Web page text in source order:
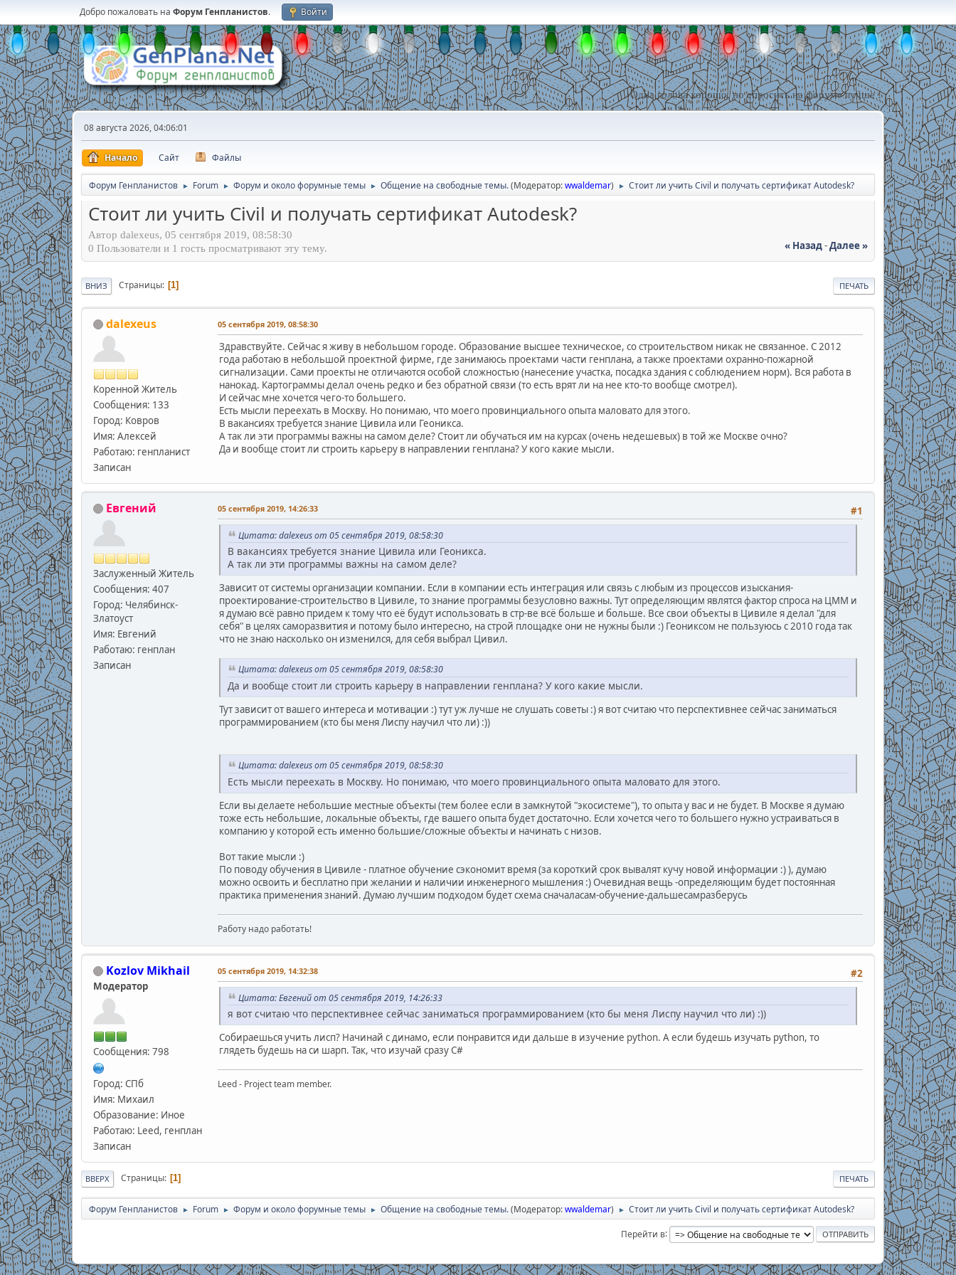
Добро пожаловать на Форум Генпланистов. Войти
Одна голова хорошо, но спросить на форуме лучше !
08 августа 2026, 04:06:01
Начало Сайт Файлы
Форум Генпланистов ► Forum ► Форум и около форумные темы ► Общение на свободные темы.(Модератор:wwaldemar) ► Стоит ли учить Civil и получать сертификат Autodesk?
Стоит ли учить Civil и получать сертификат Autodesk?
Автор dalexeus, 05 сентября 2019, 08:58:30
« Назад-Далее »
0 Пользователи и 1 гость просматривают эту тему.
ПЕЧАТЬ
ВНИЗ Страницы 1
dalexeus
Коренной Житель
Сообщения: 133
Город: Ковров
Имя: Алексей
Работаю: генпланист
Записан
05 сентября 2019, 08:58:30
Здравствуйте. Сейчас я живу в небольшом городе. Образование высшее техническое, со строительством никак не связанное. С 2012
года работаю в небольшой проектной фирме, где занимаюсь проектами части генплана, а также проектами охранно-пожарной
сигнализации. Сами проекты не отличаются особой сложностью (нанесение участка, посадка здания с соблюдением норм). Вся работа в
нанокад. Картограммы делал очень редко и без обратной связи (то есть врят ли на нее кто-то вообще смотрел).
И сейчас мне хочется чего-то большего.
Есть мысли переехать в Москву. Но понимаю, что моего провинциального опыта маловато для этого.
В вакансиях требуется знание Цивила или Геоникса.
А так ли эти программы важны на самом деле? Стоит ли обучаться им на курсах (очень недешевых) в той же Москве очно?
Да и вообще стоит ли строить карьеру в направлении генплана? У кого какие мысли.
Евгений
Заслуженный Житель
Сообщения: 407
Город: Челябинск-
Златоуст
Имя: Евгений
Работаю: генплан
Записан
#1
05 сентября 2019, 14:26:33
Цитата: dalexeus от 05 сентября 2019, 08:58:30
В вакансиях требуется знание Цивила или Геоникса.
А так ли эти программы важны на самом деле?
Зависит от системы организации компании. Если в компании есть интеграция или связь с любым из процессов изыскания-
проектирование-строительство в Цивиле, то знание программы безусловно важны. Тут определяющим являтся фактор спроса на ЦММ и
я думаю всё равно придем к тому что её будут использовать в стр-ве всё больше и больше. Все свои объекты в Цивиле я делал "для
себя" в целях саморазвития и потому было интересно, на строй площадке они не нужны были :) Геониксом не пользуюсь с 2010 года так
что не знаю насколько он изменился, для себя выбрал Цивил.
Цитата: dalexeus от 05 сентября 2019, 08:58:30
Да и вообще стоит ли строить карьеру в направлении генплана? У кого какие мысли.
Тут зависит от вашего интереса и мотивации :) тут уж лучше не слушать советы :) я вот считаю что перспективнее сейчас заниматься
программированием (кто бы меня Лиспу научил что ли) :))
Цитата: dalexeus от 05 сентября 2019, 08:58:30
Есть мысли переехать в Москву. Но понимаю, что моего провинциального опыта маловато для этого.
Если вы делаете небольшие местные объекты (тем более если в замкнутой "экосистеме"), то опыта у вас и не будет. В Москве я думаю
тоже есть небольшие, локальные объекты, где вашего опыта будет достаточно. Если хочется чего то большего нужно устраиваться в
компанию у которой есть именно большие/сложные объекты и начинать с низов.
Вот такие мысли :)
По поводу обучения в Цивиле - платное обучение сэкономит время (за короткий срок вывалят кучу новой информации :) ), думаю
можно освоить и бесплатно при желании и наличии инженерного мышления :) Очевидная вещь -определяющим будет постоянная
практика применения знаний. Думаю лучшим подходом будет схема сначаласам-обучение-дальшесамразберусь
Работу надо работать!
Kozlov Mikhail
Модератор
Сообщения: 798
Город: СПб
Имя: Михаил
Образование: Иное
Работаю: Leed, генплан
Записан
#2
05 сентября 2019, 14:32:38
Цитата: Евгений от 05 сентября 2019, 14:26:33
я вот считаю что перспективнее сейчас заниматься программированием (кто бы меня Лиспу научил что ли) :))
Собираешься учить лисп? Начинай с динамо, если понравится иди дальше в изучение python. А если будешь изучать python, то
глядеть будешь на си шарп. Так, что изучай сразу C#
Leed - Project team member.
ПЕЧАТЬ
ВВЕРХ Страницы 1
Форум Генпланистов ► Forum ► Форум и около форумные темы ► Общение на свободные темы.(Модератор:wwaldemar) ► Стоит ли учить Civil и получать сертификат Autodesk?
Перейти в